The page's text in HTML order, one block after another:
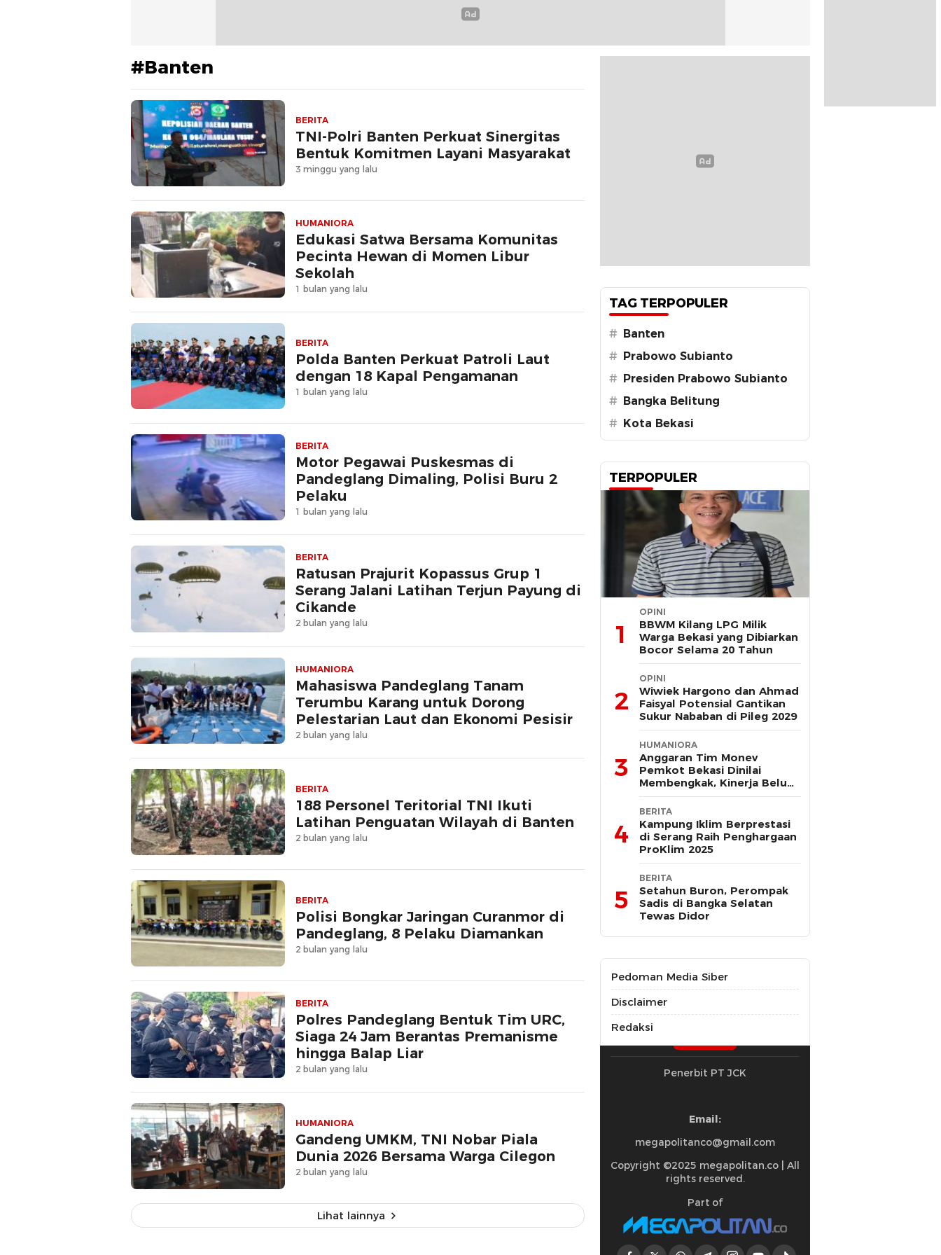
#Banten
BERITA
TNI-Polri Banten Perkuat Sinergitas
Bentuk Komitmen Layani Masyarakat
3 minggu yang lalu
HUMANIORA
Edukasi Satwa Bersama Komunitas
Pecinta Hewan di Momen Libur
Sekolah
1 bulan yang lalu
BERITA
Polda Banten Perkuat Patroli Laut
dengan 18 Kapal Pengamanan
1 bulan yang lalu
BERITA
Motor Pegawai Puskesmas di
Pandeglang Dimaling, Polisi Buru 2
Pelaku
1 bulan yang lalu
BERITA
Ratusan Prajurit Kopassus Grup 1
Serang Jalani Latihan Terjun Payung di
Cikande
2 bulan yang lalu
HUMANIORA
Mahasiswa Pandeglang Tanam
Terumbu Karang untuk Dorong
Pelestarian Laut dan Ekonomi Pesisir
2 bulan yang lalu
BERITA
188 Personel Teritorial TNI Ikuti
Latihan Penguatan Wilayah di Banten
2 bulan yang lalu
BERITA
Polisi Bongkar Jaringan Curanmor di
Pandeglang, 8 Pelaku Diamankan
2 bulan yang lalu
BERITA
Polres Pandeglang Bentuk Tim URC,
Siaga 24 Jam Berantas Premanisme
hingga Balap Liar
2 bulan yang lalu
HUMANIORA
Gandeng UMKM, TNI Nobar Piala
Dunia 2026 Bersama Warga Cilegon
2 bulan yang lalu
Lihat lainnya
TAG TERPOPULER
# Banten
# Prabowo Subianto
# Presiden Prabowo Subianto
# Bangka Belitung
# Kota Bekasi
TERPOPULER
1
OPINI
BBWM Kilang LPG Milik
Warga Bekasi yang Dibiarkan
Bocor Selama 20 Tahun
2
OPINI
Wiwiek Hargono dan Ahmad
Faisyal Potensial Gantikan
Sukur Nababan di Pileg 2029
3
HUMANIORA
Anggaran Tim Monev
Pemkot Bekasi Dinilai
Membengkak, Kinerja Belum
Terbukti Efektif
4
BERITA
Kampung Iklim Berprestasi
di Serang Raih Penghargaan
ProKlim 2025
5
BERITA
Setahun Buron, Perompak
Sadis di Bangka Selatan
Tewas Didor
Pedoman Media Siber
Disclaimer
Redaksi
Penerbit PT JCK
Email:
megapolitanco@gmail.com
Copyright ©2025 megapolitan.co | All
rights reserved.
Part of